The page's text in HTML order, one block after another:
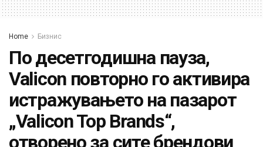
Home Бизнис
По десетгодишна пауза,
Valicon повторно го активира
истражувањето на пазарот
„Valicon Top Brands“,
отворенo за сите брендови